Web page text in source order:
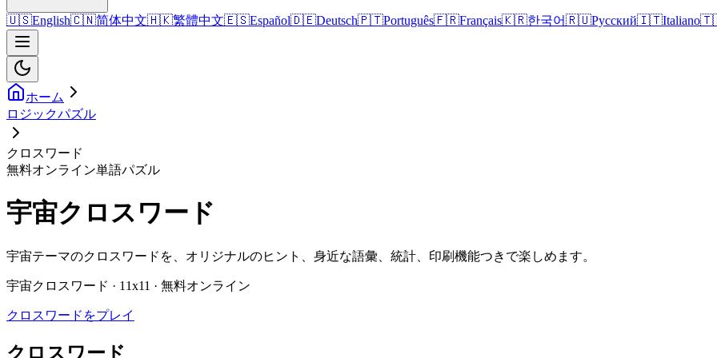
🇺🇸English🇨🇳简体中文🇭🇰繁體中文🇪🇸Español🇩🇪Deutsch🇵🇹Português🇫🇷Français🇰🇷한국어🇷🇺Русский🇮🇹Italiano
ホーム
ロジックパズル
クロスワード
無料オンライン単語パズル
宇宙クロスワード
宇宙テーマのクロスワードを、オリジナルのヒント、身近な語彙、統計、印刷機能つきで楽しめます。
宇宙クロスワード · 11x11 · 無料オンライン
クロスワードをプレイ
クロスワード